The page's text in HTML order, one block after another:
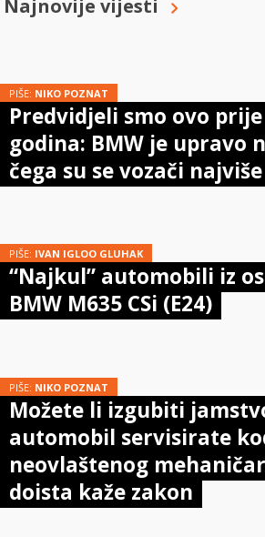
Najnovije vijesti
PIŠE: NIKO POZNAT
Predvidjeli smo ovo
godina: BMW je upravo
čega su se vozači
PIŠE: IVAN IGLOO GLUHAK
“Najkul” automobili iz
BMW M635 CSi (E24)
PIŠE: NIKO POZNAT
Možete li izgubiti
automobil servisirate
neovlaštenog
doista kaže zakon